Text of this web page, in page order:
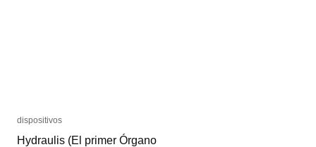
dispositivos
Hydraulis (El primer Órgano
dispositivos
Hydraulis (El primer Órgano